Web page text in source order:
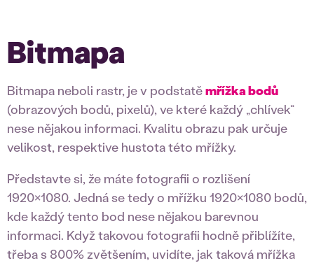
Bitmapa
Bitmapa neboli rastr, je v podstatěmřížka bodů
(obrazových bodů, pixelů), ve které každý „chlívek“
nese nějakou informaci. Kvalitu obrazu pak určuje
velikost, respektive hustota této mřížky.
Představte si, že máte fotografii o rozlišení
1920×1080. Jedná se tedy o mřížku 1920×1080 bodů,
kde každý tento bod nese nějakou barevnou
informaci. Když takovou fotografii hodně přiblížíte,
třeba s 800% zvětšením, uvidíte, jak taková mřížka